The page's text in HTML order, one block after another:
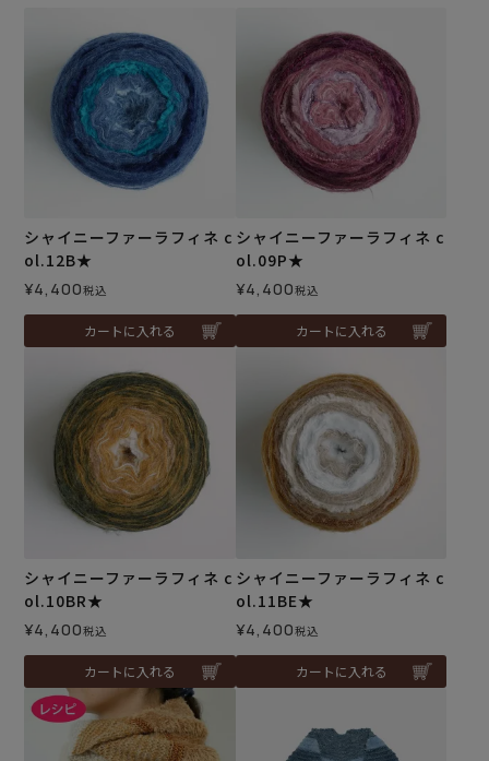
シャイニーファーラフィネ c
ol.12B★
¥4,400税込
カートに入れる
シャイニーファーラフィネ c
ol.09P★
¥4,400税込
カートに入れる
シャイニーファーラフィネ c
ol.10BR★
¥4,400税込
カートに入れる
シャイニーファーラフィネ c
ol.11BE★
¥4,400税込
カートに入れる